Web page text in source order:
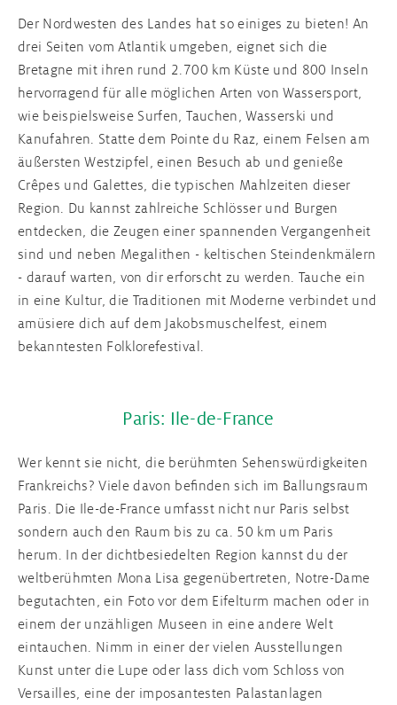
Der Nordwesten des Landes hat so einiges zu bieten! An
drei Seiten vom Atlantik umgeben, eignet sich die
Bretagne mit ihren rund 2.700 km Küste und 800 Inseln
hervorragend für alle möglichen Arten von Wassersport,
wie beispielsweise Surfen, Tauchen, Wasserski und
Kanufahren. Statte dem Pointe du Raz, einem Felsen am
äußersten Westzipfel, einen Besuch ab und genieße
Crêpes und Galettes, die typischen Mahlzeiten dieser
Region. Du kannst zahlreiche Schlösser und Burgen
entdecken, die Zeugen einer spannenden Vergangenheit
sind und neben Megalithen - keltischen Steindenkmälern
- darauf warten, von dir erforscht zu werden. Tauche ein
in eine Kultur, die Traditionen mit Moderne verbindet und
amüsiere dich auf dem Jakobsmuschelfest, einem
bekanntesten Folklorefestival.
Paris: Ile-de-France
Wer kennt sie nicht, die berühmten Sehenswürdigkeiten
Frankreichs? Viele davon befinden sich im Ballungsraum
Paris. Die Ile-de-France umfasst nicht nur Paris selbst
sondern auch den Raum bis zu ca. 50 km um Paris
herum. In der dichtbesiedelten Region kannst du der
weltberühmten Mona Lisa gegenübertreten, Notre-Dame
begutachten, ein Foto vor dem Eifelturm machen oder in
einem der unzähligen Museen in eine andere Welt
eintauchen. Nimm in einer der vielen Ausstellungen
Kunst unter die Lupe oder lass dich vom Schloss von
Versailles, eine der imposantesten Palastanlagen